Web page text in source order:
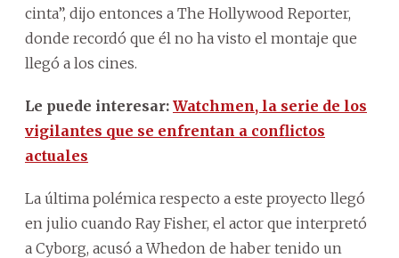
cinta”, dijo entonces a The Hollywood Reporter,
donde recordó que él no ha visto el montaje que
llegó a los cines.
Le puede interesar: Watchmen, la serie de los
vigilantes que se enfrentan a conflictos
actuales
La última polémica respecto a este proyecto llegó
en julio cuando Ray Fisher, el actor que interpretó
a Cyborg, acusó a Whedon de haber tenido un